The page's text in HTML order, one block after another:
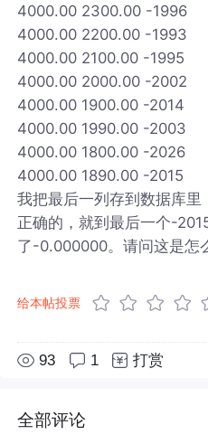
4000.00 2300.00 -1996
4000.00 2200.00 -1993
4000.00 2100.00 -1995
4000.00 2000.00 -2002
4000.00 1900.00 -2014
4000.00 1990.00 -2003
4000.00 1800.00 -2026
4000.00 1890.00 -2015
我把最后一列存到数据库
正确的，就到最后一个-
了-0.000000。请问这是怎
给本帖投票
93 1 打赏
全部评论